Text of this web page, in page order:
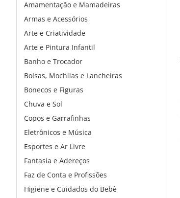
Amamentação e Mamadeiras
Armas e Acessórios
Arte e Criatividade
Arte e Pintura Infantil
Banho e Trocador
Bolsas, Mochilas e Lancheiras
Bonecos e Figuras
Chuva e Sol
Copos e Garrafinhas
Eletrônicos e Música
Esportes e Ar Livre
Fantasia e Adereços
Faz de Conta e Profissões
Higiene e Cuidados do Bebê